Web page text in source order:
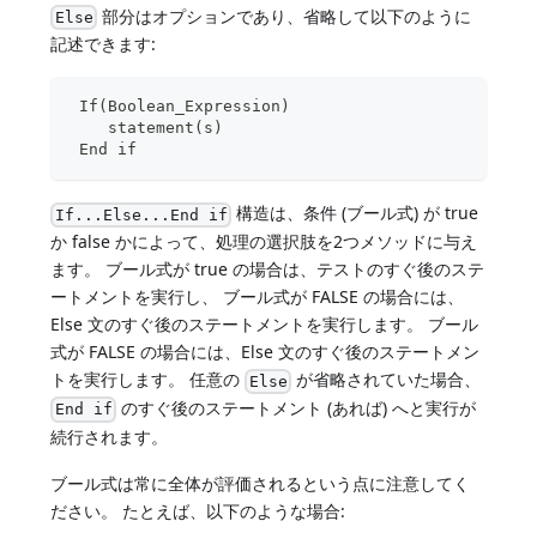
Else 部分はオプションであり、省略して以下のように
記述できます:
If(Boolean_Expression)
    statement(s)
End if
If...Else...End if 構造は、条件 (ブール式) が true
か false かによって、処理の選択肢を2つメソッドに与え
ます。 ブール式が true の場合は、テストのすぐ後のステ
ートメントを実行し、 ブール式が FALSE の場合には、
Else 文のすぐ後のステートメントを実行します。 ブール
式が FALSE の場合には、Else 文のすぐ後のステートメン
トを実行します。 任意の Else が省略されていた場合、
End if のすぐ後のステートメント (あれば) へと実行が
続行されます。
ブール式は常に全体が評価されるという点に注意してく
ださい。 たとえば、以下のような場合: